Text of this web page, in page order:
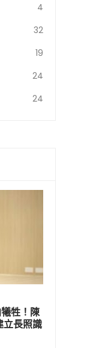
4
32
19
24
24
牲！陳
立長照識